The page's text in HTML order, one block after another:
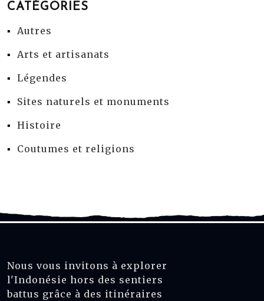
CATÉGORIES
Autres
Arts et artisanats
Légendes
Sites naturels et monuments
Histoire
Coutumes et religions
Nous vous invitons à explorer
l'Indonésie hors des sentiers
battus grâce à des itinéraires